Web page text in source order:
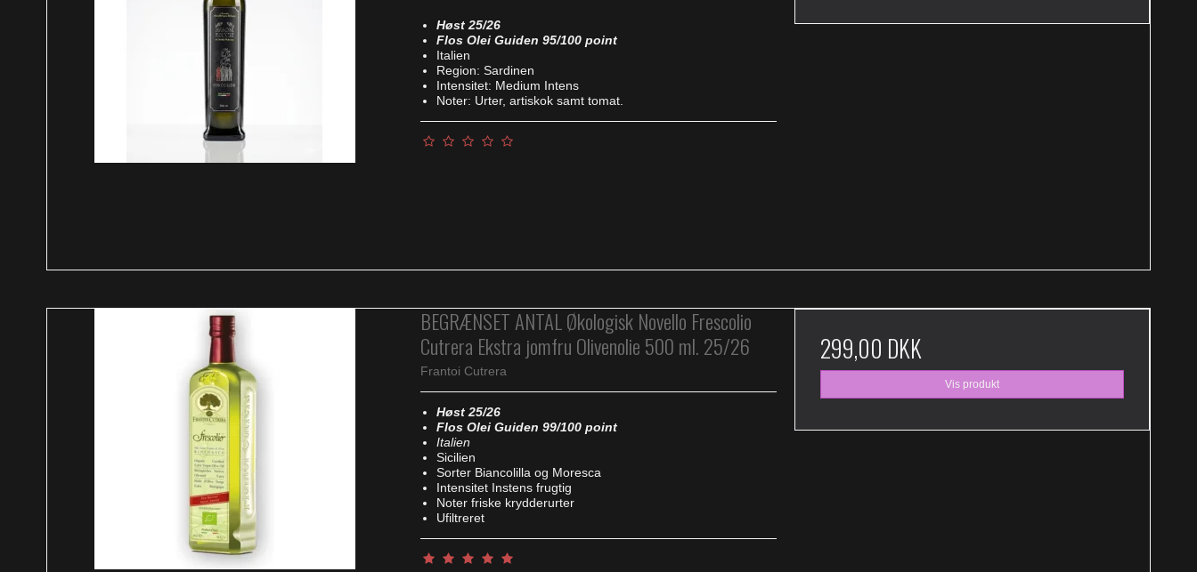
Høst 25/26
Flos Olei Guiden 95/100 point
Italien
Region: Sardinen
Intensitet: Medium Intens
Noter: Urter, artiskok samt tomat.
BEGRÆNSET ANTAL Økologisk Novello Frescolio
Cutrera Ekstra jomfru Olivenolie 500 ml. 25/26
Frantoi Cutrera
Høst 25/26
Flos Olei Guiden 99/100 point
Italien
Sicilien
Sorter Biancolilla og Moresca
Intensitet Instens frugtig
Noter friske krydderurter
Ufiltreret
299,00 DKK
Vis produkt